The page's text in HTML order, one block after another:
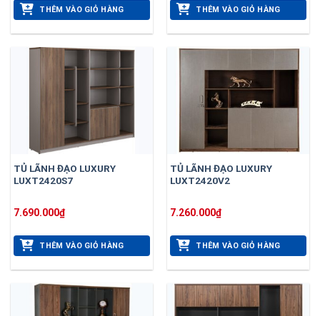
THÊM VÀO GIỎ HÀNG THÊM VÀO GIỎ HÀNG
TỦ LÃNH ĐẠO LUXURY
LUXT2420S7
7.690.000₫
THÊM VÀO GIỎ HÀNG
TỦ LÃNH ĐẠO LUXURY
LUXT2420V2
7.260.000₫
THÊM VÀO GIỎ HÀNG